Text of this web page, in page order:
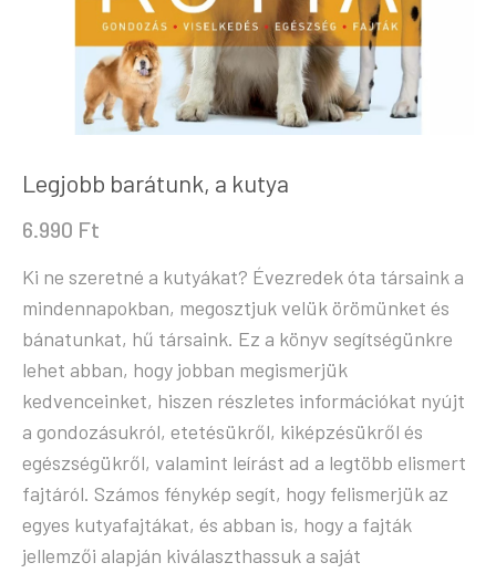
Legjobb barátunk, a kutya
6.990 Ft
Ki ne szeretné a kutyákat? Évezredek óta társaink a
mindennapokban, megosztjuk velük örömünket és
bánatunkat, hű társaink. Ez a könyv segítségünkre
lehet abban, hogy jobban megismerjük
kedvenceinket, hiszen részletes információkat nyújt
a gondozásukról, etetésükről, kiképzésükről és
egészségükről, valamint leírást ad a legtöbb elismert
fajtáról. Számos fénykép segít, hogy felismerjük az
egyes kutyafajtákat, és abban is, hogy a fajták
jellemzői alapján kiválaszthassuk a saját